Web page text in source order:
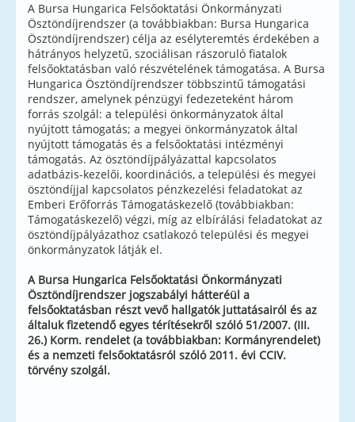
A Bursa Hungarica Felsőoktatási Önkormányzati
Ösztöndíjrendszer (a továbbiakban: Bursa Hungarica
Ösztöndíjrendszer) célja az esélyteremtés érdekében a
hátrányos helyzetű, szociálisan rászoruló fiatalok
felsőoktatásban való részvételének támogatása. A Bursa
Hungarica Ösztöndíjrendszer többszintű támogatási
rendszer, amelynek pénzügyi fedezeteként három
forrás szolgál: a települési önkormányzatok által
nyújtott támogatás; a megyei önkormányzatok által
nyújtott támogatás és a felsőoktatási intézményi
támogatás. Az ösztöndíjpályázattal kapcsolatos
adatbázis-kezelői, koordinációs, a települési és megyei
ösztöndíjjal kapcsolatos pénzkezelési feladatokat az
Emberi Erőforrás Támogatáskezelő (továbbiakban:
Támogatáskezelő) végzi, míg az elbírálási feladatokat az
ösztöndíjpályázathoz csatlakozó települési és megyei
önkormányzatok látják el.
A Bursa Hungarica Felsőoktatási Önkormányzati
Ösztöndíjrendszer jogszabályi hátteréül a
felsőoktatásban részt vevő hallgatók juttatásairól és az
általuk fizetendő egyes térítésekről szóló 51/2007. (III.
26.) Korm. rendelet (a továbbiakban: Kormányrendelet)
és a nemzeti felsőoktatásról szóló 2011. évi CCIV.
törvény szolgál.